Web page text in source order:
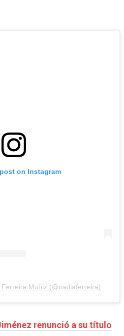
on Instagram
Muñiz (@nadiaferreira)
renunció a su título